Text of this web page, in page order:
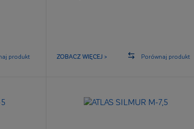
3Dprodukt ZOBACZ WIĘCEJ > Porównaj produkt